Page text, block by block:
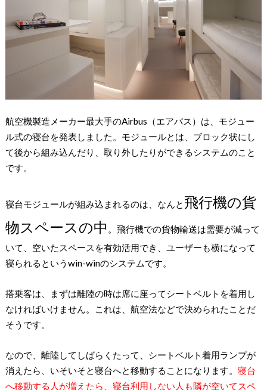
航空機製造メーカー最大手のAirbus（エアバス）は、モジュー
ル式の寝台を発表しました。モジュールとは、ブロック状にし
て後から組み込んだり、取り外したりができるシステムのこと
です。
寝台モジュールが組み込まれるのは、なんと 飛行機の貨
物スペースの中 。飛行機での貨物輸送は需要が減って
いて、空いたスペースを有効活用でき、ユーザーも横になって
寝られるというwin-winのシステムです。
搭乗客は、まずは離陸の時は席に座ってシートベルトを着用し
なければいけません。これは、航空法などで決められたことだ
そうです。
なので、離陸してしばらくたって、シートベルト着用ランプが
消えたら、いそいそと寝台へと移動することになります。 寝台
へ移動する人が増えたら、寝台利用しない人も隣が空いてスペ